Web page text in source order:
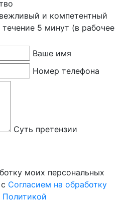
и компетентный
5 минут (в рабочее
Ваше имя
Номер телефона
Суть претензии
моих персональных
Согласием на обработку
Политикой